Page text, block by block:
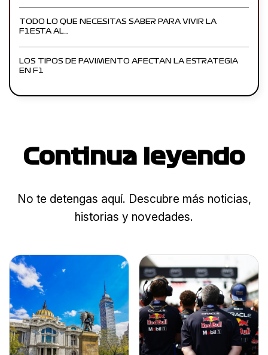
TODO LO QUE NECESITAS SABER PARA VIVIR LA
F1ESTA AL…
LOS TIPOS DE PAVIMENTO AFECTAN LA ESTRATEGIA
EN F1
Continua leyendo
No te detengas aquí. Descubre más noticias,
historias y novedades.